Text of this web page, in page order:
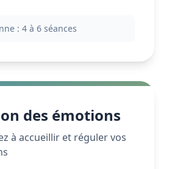
: 4 à 6 séances
des émotions
à accueillir et réguler vos